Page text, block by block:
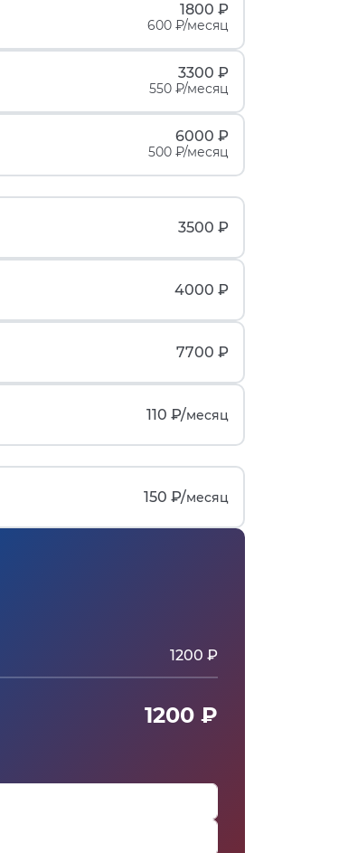
1800 ₽
600 ₽/месяц
3300 ₽
550 ₽/месяц
6000 ₽
500 ₽/месяц
3500 ₽
4000 ₽
7700 ₽
110 ₽/месяц
150 ₽/месяц
1200 ₽
1200 ₽